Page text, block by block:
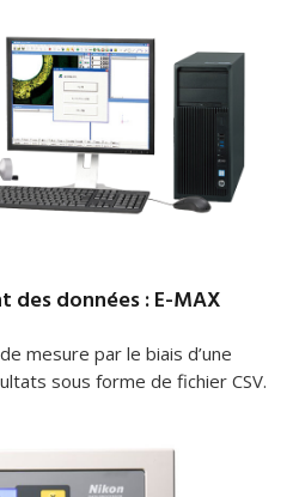
données : E-MAX
mesure par le biais d’une
sous forme de fichier CSV.